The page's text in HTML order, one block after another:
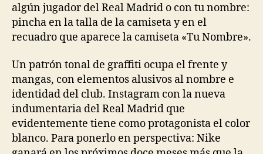
algún jugador del Real Madrid o con tu nombre:
pincha en la talla de la camiseta y en el
recuadro que aparece la camiseta «Tu Nombre».
Un patrón tonal de graffiti ocupa el frente y
mangas, con elementos alusivos al nombre e
identidad del club. Instagram con la nueva
indumentaria del Real Madrid que
evidentemente tiene como protagonista el color
blanco. Para ponerlo en perspectiva: Nike